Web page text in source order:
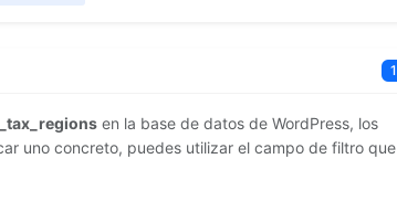
1
en la base de datos de WordPress, los
uno concreto, puedes utilizar el campo de filtro que